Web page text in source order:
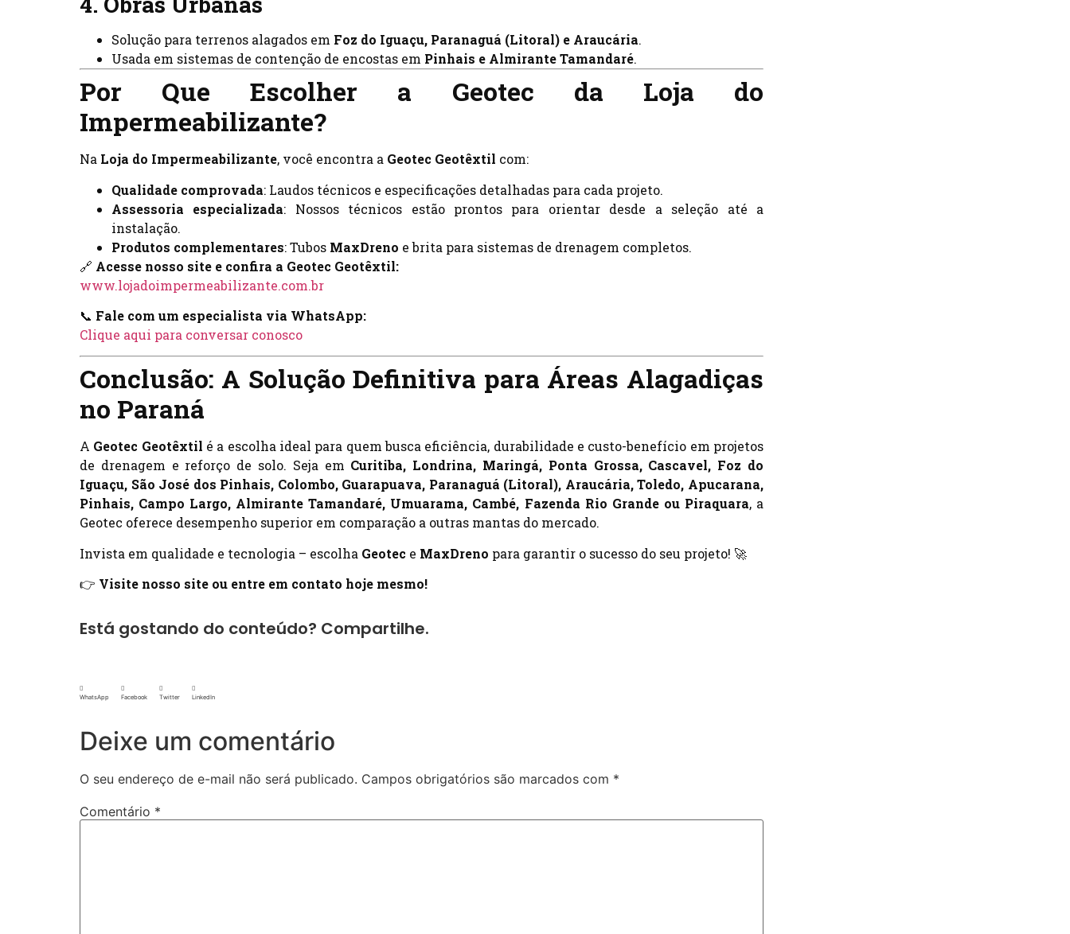
Solução para terrenos alagados em Foz do Iguaçu, Paranaguá (Litoral) e Araucária.
Usada em sistemas de contenção de encostas em Pinhais e Almirante Tamandaré.
Por Que Escolher a Geotec da Loja do
Impermeabilizante?
Na Loja do Impermeabilizante, você encontra a Geotec Geotêxtil com:
Qualidade comprovada: Laudos técnicos e especificações detalhadas para cada projeto.
Assessoria especializada: Nossos técnicos estão prontos para orientar desde a seleção até a
instalação.
Produtos complementares: Tubos MaxDreno e brita para sistemas de drenagem completos.
🔗 Acesse nosso site e confira a Geotec Geotêxtil:
www.lojadoimpermeabilizante.com.br
📞 Fale com um especialista via WhatsApp:
Clique aqui para conversar conosco
Conclusão: A Solução Definitiva para Áreas Alagadiças
no Paraná
A Geotec Geotêxtil é a escolha ideal para quem busca eficiência, durabilidade e custo-benefício em projetos
de drenagem e reforço de solo. Seja em Curitiba, Londrina, Maringá, Ponta Grossa, Cascavel, Foz do
Iguaçu, São José dos Pinhais, Colombo, Guarapuava, Paranaguá (Litoral), Araucária, Toledo, Apucarana,
Pinhais, Campo Largo, Almirante Tamandaré, Umuarama, Cambé, Fazenda Rio Grande ou Piraquara, a
Geotec oferece desempenho superior em comparação a outras mantas do mercado.
Invista em qualidade e tecnologia – escolha Geotec e MaxDreno para garantir o sucesso do seu projeto! 🚀
👉 Visite nosso site ou entre em contato hoje mesmo!
Está gostando do conteúdo? Compartilhe.
WhatsApp Facebook Twitter LinkedIn
Deixe um comentário
O seu endereço de e-mail não será publicado. Campos obrigatórios são marcados com *
Comentário *